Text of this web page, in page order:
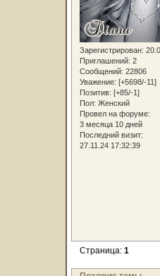
Зарегистрирован:
Приглашений: 2
Сообщений: 22806
Уважение: [+5698/-11]
Позитив: [+85/-1]
Пол: Женский
Провел на форуме:
3 месяца 10 дней
Последний визит:
27.11.24 17:32:39
Страница: 1